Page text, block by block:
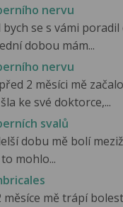
nervu
se s vámi poradil
dobou mám...
nervu
2 měsíci mě
ke své doktorce,...
svalů
dobu mě bolí
mohlo...
mě trápí